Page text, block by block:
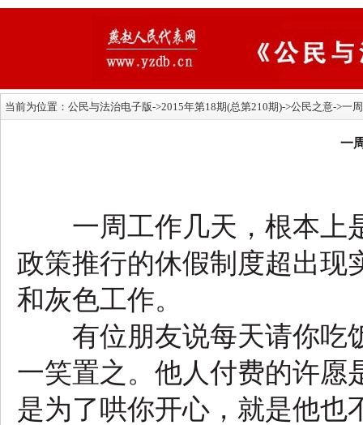
当前为位置： 公民与法治电子版->2015年第18期(总第210期)->公民之意->一
一
一周工作几天，根本上
政策推行的休假制度超出现
和灰色工作。
有位朋友说每天请你吃
一笑置之。他人付费的许愿
是为了哄你开心，就是他也